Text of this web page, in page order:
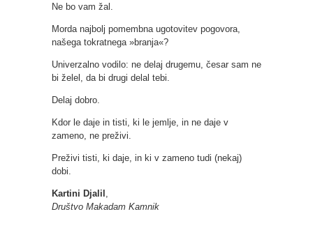
Ne bo vam žal.
Morda najbolj pomembna ugotovitev pogovora,
našega tokratnega »branja«?
Univerzalno vodilo: ne delaj drugemu, česar sam ne
bi želel, da bi drugi delal tebi.
Delaj dobro.
Kdor le daje in tisti, ki le jemlje, in ne daje v
zameno, ne preživi.
Preživi tisti, ki daje, in ki v zameno tudi (nekaj)
dobi.
Kartini Djalil ,
Društvo Makadam Kamnik